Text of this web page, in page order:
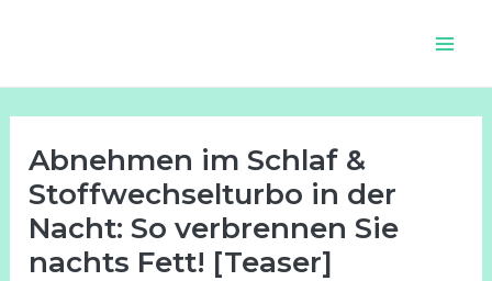
Abnehmen im Schlaf &
Stoffwechselturbo in der
Nacht: So verbrennen Sie
nachts Fett! [Teaser]